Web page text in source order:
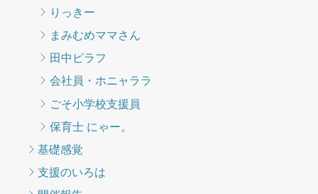
りっきー
まみむめママさん
田中ピラフ
会社員・ホニャララ
ごそ小学校支援員
保育士 にゃー。
基礎感覚
支援のいろは